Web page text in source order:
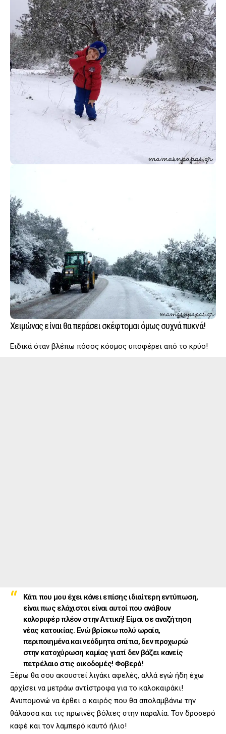
Χειμώνας είναι θα περάσει σκέφτομαι όμως συχνά πυκνά!
Ειδικά όταν βλέπω πόσος κόσμος υποφέρει από το κρύο!
Κάτι που μου έχει κάνει επίσης ιδιαίτερη εντύπωση,
είναι πως ελάχιστοι είναι αυτοί που ανάβουν
καλοριφέρ πλέον στην Αττική! Είμαι σε αναζήτηση
νέας κατοικίας. Ενώ βρίσκω πολύ ωραία,
περιποιημένα και νεόδμητα σπίτια, δεν προχωρώ
στην κατοχύρωση καμίας γιατί δεν βάζει κανείς
πετρέλαιο στις οικοδομές! Φοβερό!
Ξέρω θα σου ακουστεί λιγάκι αφελές, αλλά εγώ ήδη έχω
αρχίσει να μετράω αντίστροφα για το καλοκαιράκι!
Ανυπομονώ να έρθει ο καιρός που θα απολαμβάνω την
θάλασσα και τις πρωινές βόλτες στην παραλία. Τον δροσερό
καφέ και τον λαμπερό καυτό ήλιο!